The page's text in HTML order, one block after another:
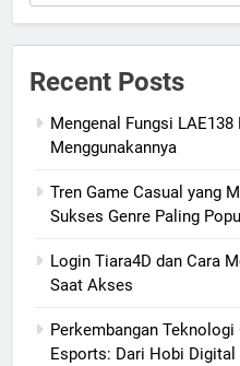
Recent Posts
Mengenal Fungsi
Menggunakannya
Tren Game Casual yang
Sukses Genre Paling
Login Tiara4D dan Cara
Saat Akses
Perkembangan
Esports: Dari Hobi